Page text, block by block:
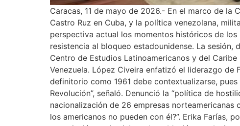
Caracas, 11 de mayo de 2026.- En el marco de la
Castro Ruz en Cuba, y la política venezolana,
perspectiva actual los momentos históricos de
resistencia al bloqueo estadounidense. La sesión,
Centro de Estudios Latinoamericanos y del
Venezuela. López Civeira enfatizó el liderazgo de
definitorio como 1961 debe contextualizarse,
Revolución”, señaló. Denunció la “política de
nacionalización de 26 empresas norteamericanas
los americanos no pueden con él?”. Erika Farías,